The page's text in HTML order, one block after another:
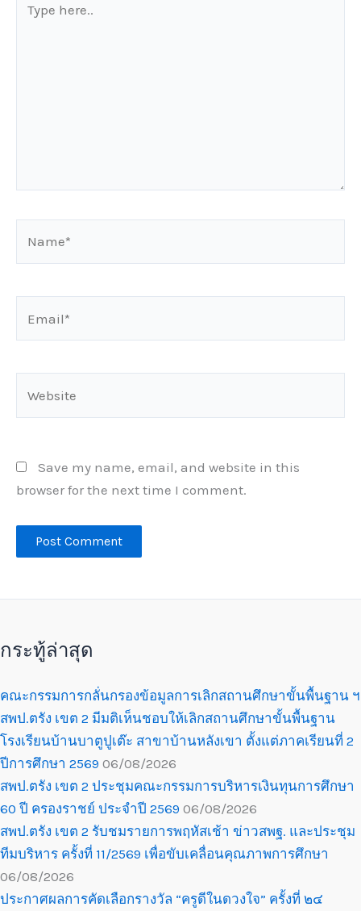
here..
Save my name, email, and website in this
browser for the next time I comment.
กระทู้ล่าสุด
คณะกรรมการกลั่นกรองข้อมูลการเลิกสถานศึกษาขั้นพื้นฐาน ฯ
สพป.ตรัง เขต 2 มีมติเห็นชอบให้เลิกสถานศึกษาขั้นพื้นฐาน
โรงเรียนบ้านบาตูปูเต๊ะ สาขาบ้านหลังเขา ตั้งแต่ภาคเรียนที่ 2
ปีการศึกษา 2569 06/08/2026
สพป.ตรัง เขต 2 ประชุมคณะกรรมการบริหารเงินทุนการศึกษา
60 ปี ครองราชย์ ประจำปี 2569 06/08/2026
สพป.ตรัง เขต 2 รับชมรายการพฤหัสเช้า ข่าวสพฐ. และประชุม
ทีมบริหาร ครั้งที่ 11/2569 เพื่อขับเคลื่อนคุณภาพการศึกษา
06/08/2026
ประกาศผลการคัดเลือกรางวัล “ครูดีในดวงใจ” ครั้งที่ ๒๔